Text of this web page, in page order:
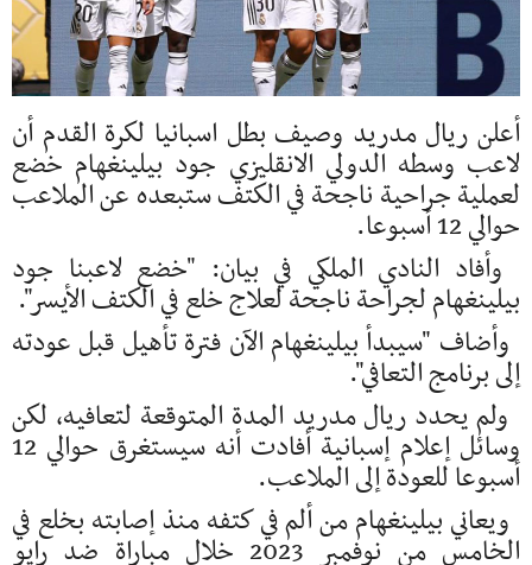
أعلن ريال مدريد وصيف بطل اسبانيا لكرة القدم أن
لاعب وسطه الدولي الانقليزي جود بيلينغهام خضع
لعملية جراحية ناجحة في الكتف ستبعده عن الملاعب
حوالي 12 أسبوعا.
وأفاد النادي الملكي في بيان: "خضع لاعبنا جود
بيلينغهام لجراحة ناجحة لعلاج خلع في الكتف الأيسر".
وأضاف "سيبدأ بيلينغهام الآن فترة تأهيل قبل عودته
إلى برنامج التعافي".
ولم يحدد ريال مدريد المدة المتوقعة لتعافيه، لكن
وسائل إعلام إسبانية أفادت أنه سيستغرق حوالي 12
أسبوعا للعودة إلى الملاعب.
ويعاني بيلينغهام من ألم في كتفه منذ إصابته بخلع في
الخامس من نوفمبر 2023 خلال مباراة ضد رايو